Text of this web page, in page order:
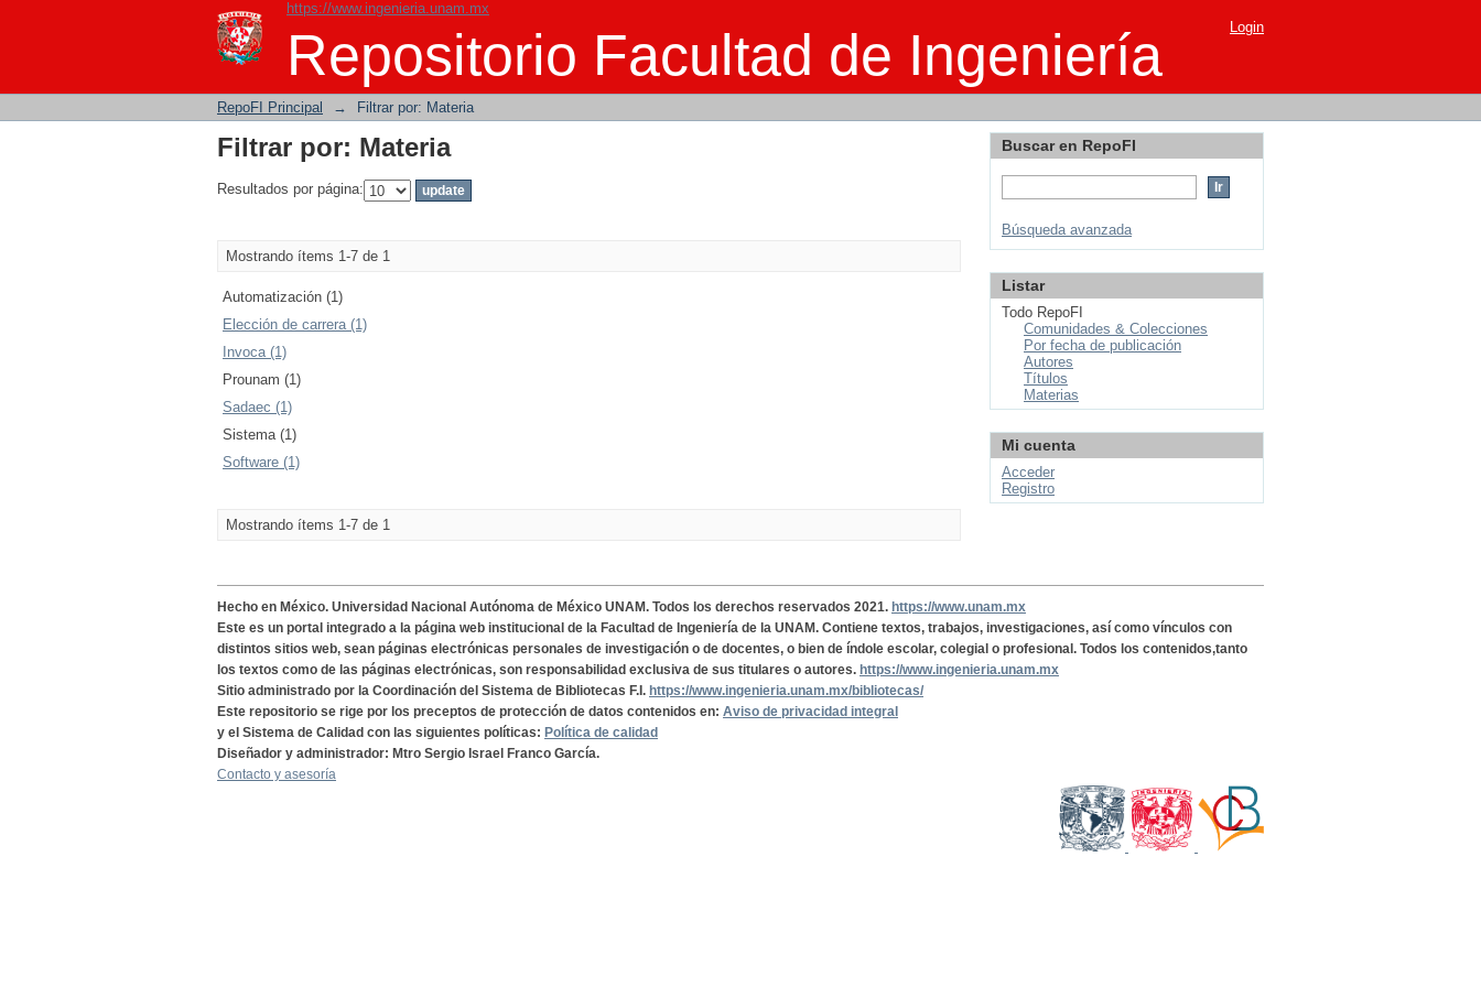
https://www.ingenieria.unam.mx
Repositorio Facultad de Ingeniería
Filtrar por: Materia Login
RepoFI Principal → Filtrar por: Materia
Filtrar por: Materia
Resultados por página:
Mostrando ítems 1-7 de 1
Automatización (1)
Elección de carrera (1)
Invoca (1)
Prounam (1)
Sadaec (1)
Sistema (1)
Software (1)
Mostrando ítems 1-7 de 1
Buscar en RepoFI
Búsqueda avanzada
Listar
Todo RepoFI
Comunidades & Colecciones
Por fecha de publicación
Autores
Títulos
Materias
Mi cuenta
Acceder
Registro
Hecho en México. Universidad Nacional Autónoma de México UNAM. Todos los derechos reservados 2021. https://www.unam.mx
Este es un portal integrado a la página web institucional de la Facultad de Ingeniería de la UNAM. Contiene textos, trabajos, investigaciones, así como vínculos con
distintos sitios web, sean páginas electrónicas personales de investigación o de docentes, o bien de índole escolar, colegial o profesional. Todos los contenidos,tanto
los textos como de las páginas electrónicas, son responsabilidad exclusiva de sus titulares o autores. https://www.ingenieria.unam.mx
Sitio administrado por la Coordinación del Sistema de Bibliotecas F.I. https://www.ingenieria.unam.mx/bibliotecas/
Este repositorio se rige por los preceptos de protección de datos contenidos en: Aviso de privacidad integral
y el Sistema de Calidad con las siguientes políticas: Política de calidad
Diseñador y administrador: Mtro Sergio Israel Franco García.
Contacto y asesoría